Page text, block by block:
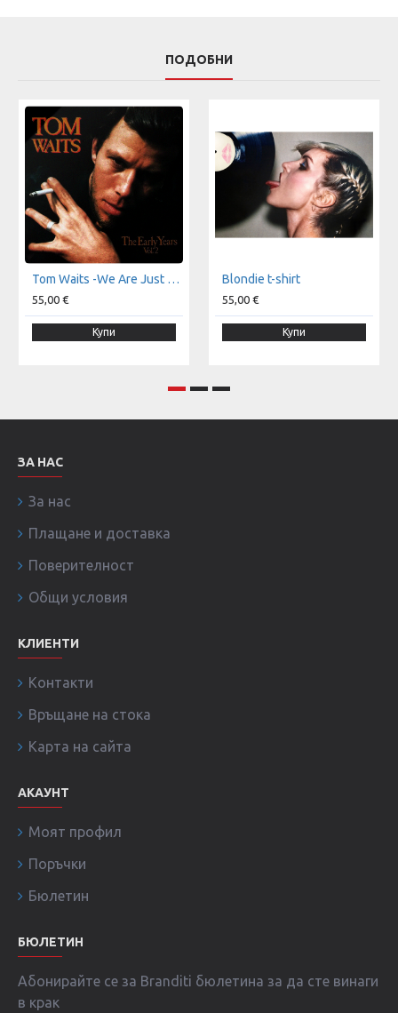
ПОДОБНИ
Tom Waits -We Are Just Monkeys With Money And Guns t-shirt
55,00 €
Купи
Blondie t-shirt
55,00 €
Купи
ЗА НАС
За нас
Плащане и доставка
Поверителност
Общи условия
КЛИЕНТИ
Контакти
Връщане на стока
Карта на сайта
АКАУНТ
Моят профил
Поръчки
Бюлетин
БЮЛЕТИН
Абонирайте се за Branditi бюлетина за да сте винаги
в крак